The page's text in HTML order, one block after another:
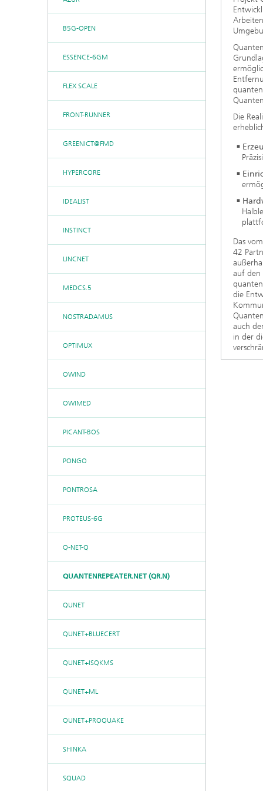
B5G-OPEN
ESSENCE-6GM
FLEX SCALE
FRONT-RUNNER
GREENICT@FMD
HYPERCORE
IDEALIST
INSTINCT
LINCNET
MEDCS.5
NOSTRADAMUS
OPTIMUX
OWIND
OWIMED
PICANT-BOS
PONGO
PONTROSA
PROTEUS-6G
Q-NET-Q
QUANTENREPEATER.NET (QR.N)
QUNET
QUNET+BLUECERT
QUNET+ISQKMS
QUNET+ML
QUNET+PROQUAKE
SHINKA
SQUAD
Die
Das
42
auf den
die
auch
in der